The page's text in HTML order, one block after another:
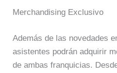
Merchandising Exclusivo
Además de las novedades
asistentes podrán adquirir
de ambas franquicias.